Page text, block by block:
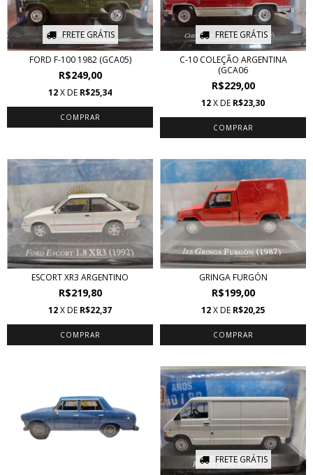
FRETE GRÁTIS
FORD F-100 1982 (GCA05)
R$249,00
12X DE R$25,34
FRETE GRÁTIS
C-10 COLEÇÃO ARGENTINA
(GCA06
R$229,00
12X DE R$23,30
ESCORT XR3 ARGENTINO
R$219,80
12X DE R$22,37
GRINGA FURGÓN
R$199,00
12X DE R$20,25
FRETE GRÁTIS